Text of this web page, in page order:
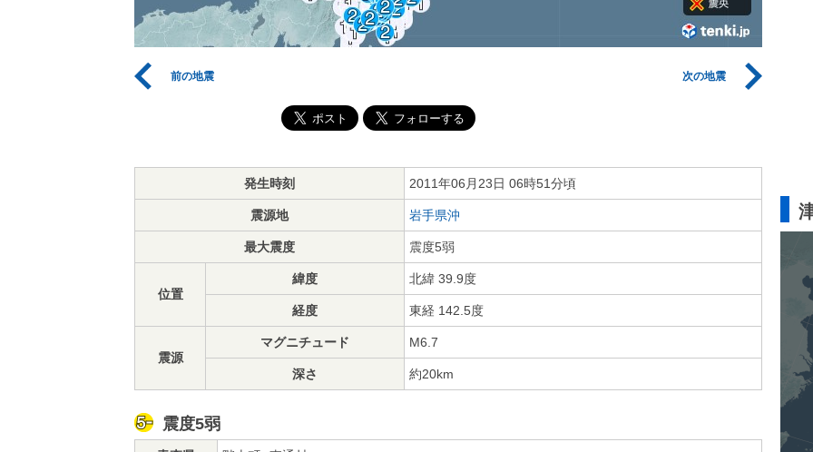
前の地震 次の地震
発生時刻 2011年06月23日 06時51分頃
震源地 岩手県沖
最大震度 震度5弱
位置
緯度 北緯 39.9度
経度 東経 142.5度
震源
マグニチュード M6.7
深さ 約20km
震度5弱